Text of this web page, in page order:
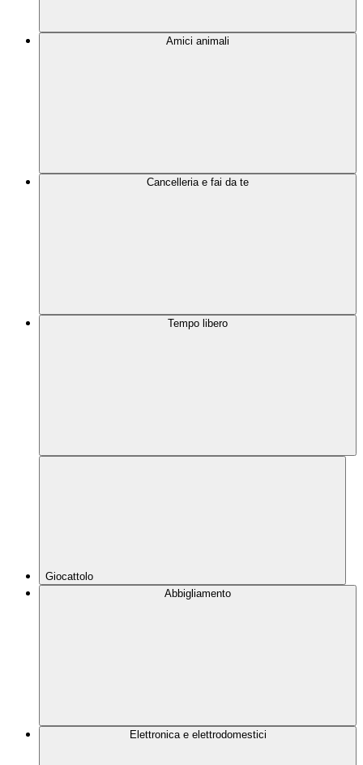
Amici animali
Cancelleria e fai da te
Tempo libero
Giocattolo
Abbigliamento
Elettronica e elettrodomestici